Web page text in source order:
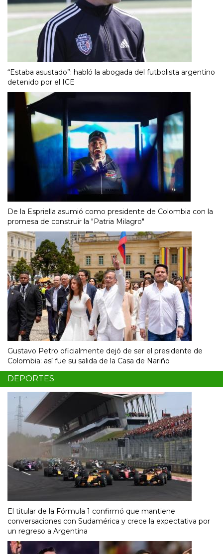
“Estaba asustado”: habló la abogada del futbolista argentino
detenido por el ICE
De la Espriella asumió como presidente de Colombia con la
promesa de construir la "Patria Milagro"
Gustavo Petro oficialmente dejó de ser el presidente de
Colombia: así fue su salida de la Casa de Nariño
DEPORTES
El titular de la Fórmula 1 confirmó que mantiene
conversaciones con Sudamérica y crece la expectativa por
un regreso a Argentina